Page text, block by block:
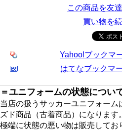
この商品を友
買い物を
Yahoo!ブックマ
はてなブックマ
＝ユニフォームの状態につい
当店の扱うサッカーユニフォー
ズド商品（古着商品）になります。
極端に状態の悪い物は販売して